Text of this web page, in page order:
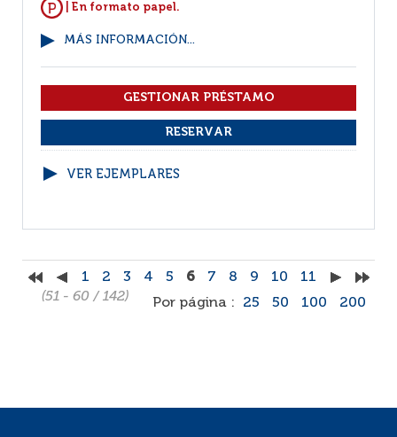
| En formato papel.
MÁS INFORMACIÓN...
VER EJEMPLARES
1 2 3 4 5 6 7 8 9 10
11
(51 - 60 / 142)
Por página : 25 50 100 200